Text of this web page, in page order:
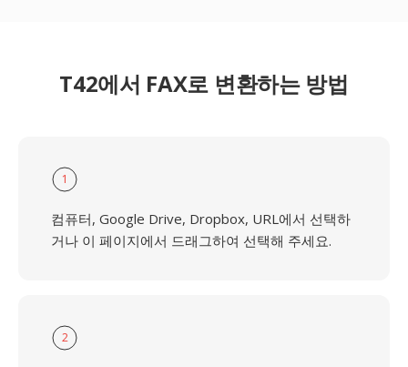
T42에서 FAX로 변환하는 방법
1
컴퓨터, Google Drive, Dropbox, URL에서 선택하
거나 이 페이지에서 드래그하여 선택해 주세요.
2